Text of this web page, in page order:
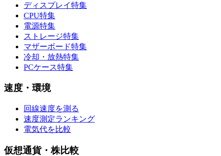
ディスプレイ特集
CPU特集
電源特集
ストレージ特集
マザーボード特集
冷却・放熱特集
PCケース特集
速度・環境
回線速度を測る
速度測定ランキング
電気代を比較
仮想通貨・株比較